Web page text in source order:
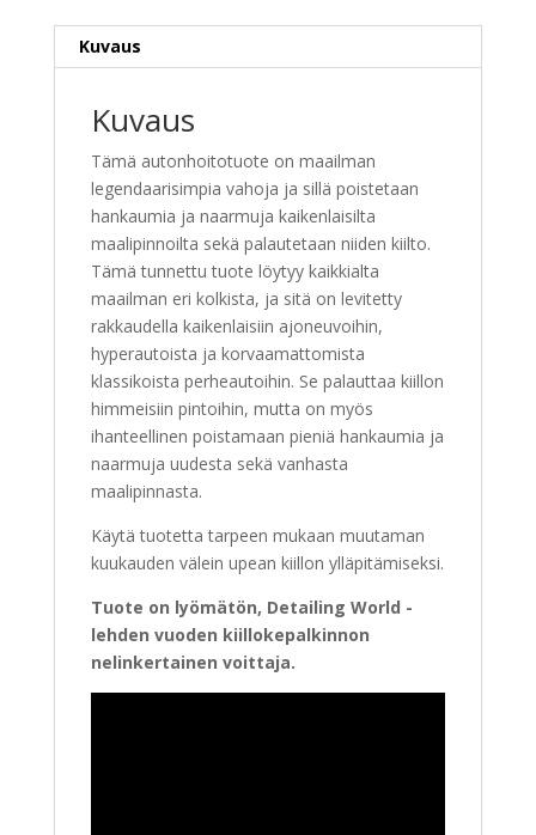
Kuvaus
Kuvaus
Tämä autonhoitotuote on maailman
legendaarisimpia vahoja ja sillä poistetaan
hankaumia ja naarmuja kaikenlaisilta
maalipinnoilta sekä palautetaan niiden kiilto.
Tämä tunnettu tuote löytyy kaikkialta
maailman eri kolkista, ja sitä on levitetty
rakkaudella kaikenlaisiin ajoneuvoihin,
hyperautoista ja korvaamattomista
klassikoista perheautoihin. Se palauttaa kiillon
himmeisiin pintoihin, mutta on myös
ihanteellinen poistamaan pieniä hankaumia ja
naarmuja uudesta sekä vanhasta
maalipinnasta.
Käytä tuotetta tarpeen mukaan muutaman
kuukauden välein upean kiillon ylläpitämiseksi.
Tuote on lyömätön, Detailing World -
lehden vuoden kiillokepalkinnon
nelinkertainen voittaja.